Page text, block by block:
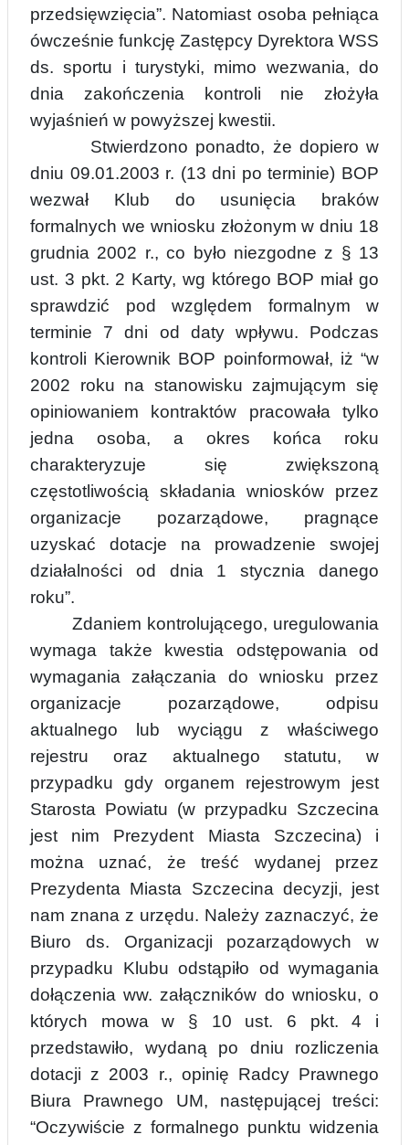
przedsięwzięcia”. Natomiast osoba pełniąca
ówcześnie funkcję Zastępcy Dyrektora WSS
ds. sportu i turystyki, mimo wezwania, do
dnia zakończenia kontroli nie złożyła
wyjaśnień w powyższej kwestii.
Stwierdzono ponadto, że dopiero w
dniu 09.01.2003 r. (13 dni po terminie) BOP
wezwał Klub do usunięcia braków
formalnych we wniosku złożonym w dniu 18
grudnia 2002 r., co było niezgodne z § 13
ust. 3 pkt. 2 Karty, wg którego BOP miał go
sprawdzić pod względem formalnym w
terminie 7 dni od daty wpływu. Podczas
kontroli Kierownik BOP poinformował, iż “w
2002 roku na stanowisku zajmującym się
opiniowaniem kontraktów pracowała tylko
jedna osoba, a okres końca roku
charakteryzuje się zwiększoną
częstotliwością składania wniosków przez
organizacje pozarządowe, pragnące
uzyskać dotacje na prowadzenie swojej
działalności od dnia 1 stycznia danego
roku”.
Zdaniem kontrolującego, uregulowania
wymaga także kwestia odstępowania od
wymagania załączania do wniosku przez
organizacje pozarządowe, odpisu
aktualnego lub wyciągu z właściwego
rejestru oraz aktualnego statutu, w
przypadku gdy organem rejestrowym jest
Starosta Powiatu (w przypadku Szczecina
jest nim Prezydent Miasta Szczecina) i
można uznać, że treść wydanej przez
Prezydenta Miasta Szczecina decyzji, jest
nam znana z urzędu. Należy zaznaczyć, że
Biuro ds. Organizacji pozarządowych w
przypadku Klubu odstąpiło od
wymagania
dołączenia ww. załączników do wniosku, o
których mowa w § 10 ust. 6 pkt. 4 i
przedstawiło, wydaną po dniu rozliczenia
dotacji z 2003 r., opinię Radcy Prawnego
Biura Prawnego UM, następującej treści:
“Oczywiście z formalnego punktu widzenia